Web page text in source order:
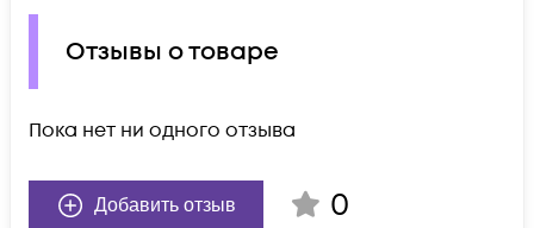
Отзывы о товаре
Пока нет ни одного отзыва
Добавить отзыв 0